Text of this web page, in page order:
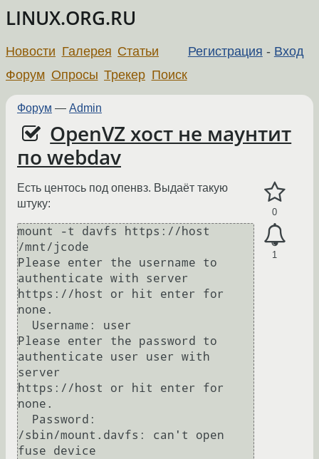
LINUX.ORG.RU
Регистрация - Вход
Новости Галерея Статьи
Форум Опросы Трекер Поиск
Форум — Admin
OpenVZ хост не маунтит
по webdav
0
1
Есть центось под опенвз. Выдаёт такую
штуку:
mount -t davfs https://host
/mnt/jcode
Please enter the username to
authenticate with server
https://host or hit enter for
none.
Please enter the password to
authenticate user user with
server
https://host or hit enter for
none.
/sbin/mount.davfs: can't open
fuse device